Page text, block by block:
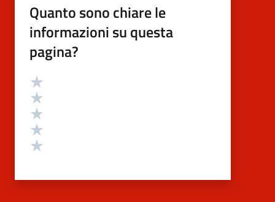
Quanto sono chiare le
informazioni su questa
pagina?
Valutazione